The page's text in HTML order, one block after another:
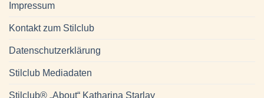
Impressum
Kontakt zum Stilclub
Datenschutzerklärung
Stilclub Mediadaten
Stilclub® „About“ Katharina Starlay